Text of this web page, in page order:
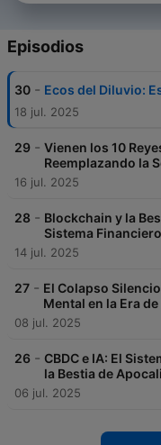
Episodios
30 - Ecos del Diluvio:
18 jul. 2025
29 - Vienen los 10
Reemplazando la
16 jul. 2025
28 - Blockchain y la
Sistema
14 jul. 2025
27 - El Colapso
Mental en la Era
08 jul. 2025
26 - CBDC e IA: El
la Bestia de
06 jul. 2025